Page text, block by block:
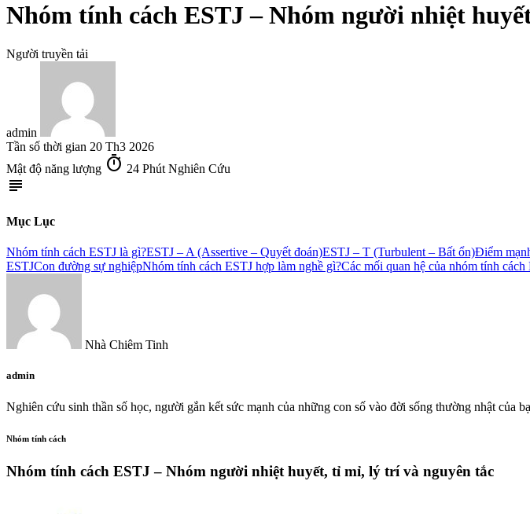
Nhóm tính cách ESTJ – Nhóm người nhiệt
Người truyền tải
admin
Tần số thời gian 20 Th3 2026
Mật độ năng lượng timer 24 Phút Nghiên Cứu
subject
Mục Lục
Nhóm tính cách ESTJ là gì?ESTJ – A (Assertive – Quyết đoán)ESTJ – T (Turbulent – Bất ổn)Điểm
ESTJCon đường sự nghiệpNhóm tính cách ESTJ hợp làm nghề gì?Các mối quan hệ của nhóm tính cách
Nhà Chiêm Tinh
admin
Nghiên cứu sinh thần số học, người gắn kết sức mạnh của những con số vào đời sống thường nhật của
Nhóm tính cách
Nhóm tính cách ESTJ – Nhóm người nhiệt huyết, tỉ mỉ, lý trí và nguyên tắc